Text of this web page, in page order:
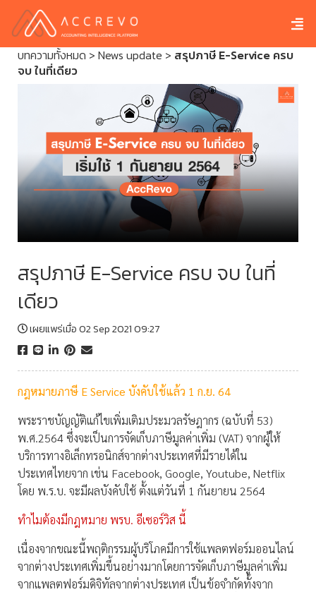
บทความทั้งหมด > News update > สรุปภาษี E-Service ครบ
จบ ในที่เดียว
สรุปภาษี E-Service ครบ จบ ในที่
เดียว
เผยแพร่เมื่อ 02 Sep 2021 09:27
กฎหมายภาษี E Service บังคับใช้แล้ว 1 ก.ย. 64
พระราชบัญญัติแก้ไขเพิ่มเติมประมวลรัษฎากร (ฉบับที่ 53)
พ.ศ.2564 ซึ่งจะเป็นการจัดเก็บภาษีมูลค่าเพิ่ม (VAT) จากผู้ให้
บริการทางอิเล็กทรอนิกส์จากต่างประเทศที่มีรายได้ใน
ประเทศไทยจาก เช่น Facebook, Google, Youtube, Netflix
โดย พ.ร.บ. จะมีผลบังคับใช้ ตั้งแต่วันที่ 1 กันยายน 2564
ทำไมต้องมีกฎหมาย พรบ. อีเซอร์วิส นี้
เนื่องจากขณะนี้พฤติกรรมผู้บริโภคมีการใช้แพลตฟอร์มออนไลน์
จากต่างประเทศเพิ่มขึ้นอย่างมากโดยการจัดเก็บภาษีมูลค่าเพิ่ม
จากแพลตฟอร์มดิจิทัลจากต่างประเทศ เป็นข้อจำกัดทั้งจาก